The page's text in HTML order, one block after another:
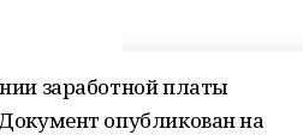
заработной платы
опубликован на